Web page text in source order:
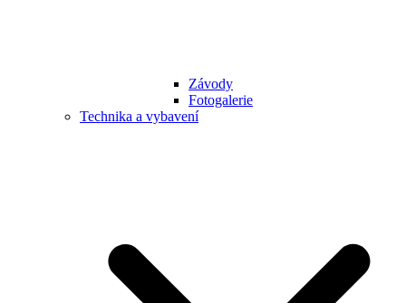
Závody
Fotogalerie
Technika a vybavení